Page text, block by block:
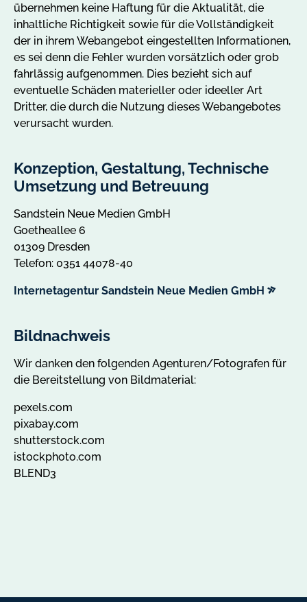
übernehmen keine Haftung für die Aktualität, die
inhaltliche Richtigkeit sowie für die Vollständigkeit
der in ihrem Webangebot eingestellten Informationen,
es sei denn die Fehler wurden vorsätzlich oder grob
fahrlässig aufgenommen. Dies bezieht sich auf
eventuelle Schäden materieller oder ideeller Art
Dritter, die durch die Nutzung dieses Webangebotes
verursacht wurden.
Konzeption, Gestaltung, Technische
Umsetzung und Betreuung
Sandstein Neue Medien GmbH
Goetheallee 6
01309 Dresden
Telefon: 0351 44078-40
Internetagentur Sandstein Neue Medien GmbH
Bildnachweis
Wir danken den folgenden Agenturen/Fotografen für
die Bereitstellung von Bildmaterial:
pexels.com
pixabay.com
shutterstock.com
istockphoto.com
BLEND3